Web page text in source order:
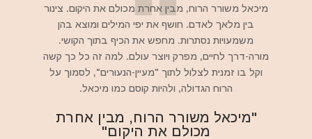
מיכאל משורר הרוח, מבין אחרת מכולם את היקום. צינור
בין מלאך לאדם. חושף את יפי המילים ומוצא בהן
משמעויות נסתרות. מחפש את הכיף בתוך הקושי.
מורה-דרך לחיים, מפרק ויוצר עולם. למה זה כל כך קשה
וקל בו זמנית לצלול לתוך "מעיין-הנעורים", לסמוך על
הרוח הגדולה, ולהיות קוסם כמו מיכאל.
"מיכאל משורר הרוח, מבין אחרת
מכולם את היקום"